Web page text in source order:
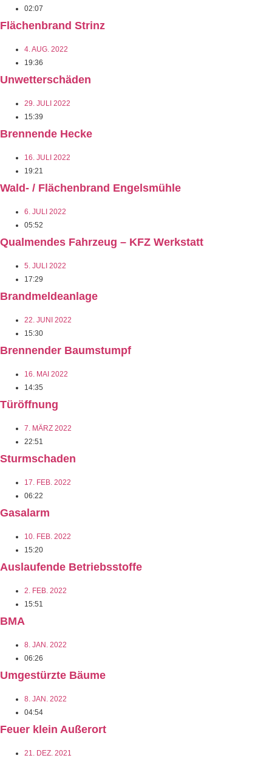
02:07
Flächenbrand Strinz
4. AUG. 2022
19:36
Unwetterschäden
29. JULI 2022
15:39
Brennende Hecke
16. JULI 2022
19:21
Wald- / Flächenbrand Engelsmühle
6. JULI 2022
05:52
Qualmendes Fahrzeug – KFZ Werkstatt
5. JULI 2022
17:29
Brandmeldeanlage
22. JUNI 2022
15:30
Brennender Baumstumpf
16. MAI 2022
14:35
Türöffnung
7. MÄRZ 2022
22:51
Sturmschaden
17. FEB. 2022
06:22
Gasalarm
10. FEB. 2022
15:20
Auslaufende Betriebsstoffe
2. FEB. 2022
15:51
BMA
8. JAN. 2022
06:26
Umgestürzte Bäume
8. JAN. 2022
04:54
Feuer klein Außerort
21. DEZ. 2021